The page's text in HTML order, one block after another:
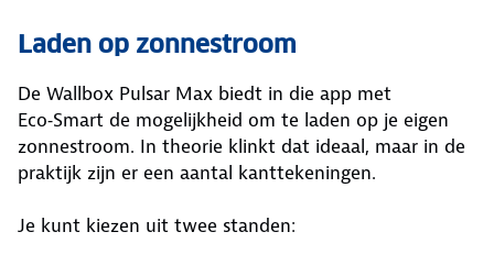
Laden op zonnestroom
De Wallbox Pulsar Max biedt in die app met
Eco‑Smart de mogelijkheid om te laden op je eigen
zonnestroom. In theorie klinkt dat ideaal, maar in de
praktijk zijn er een aantal kanttekeningen.
Je kunt kiezen uit twee standen: